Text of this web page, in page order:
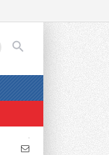
EN